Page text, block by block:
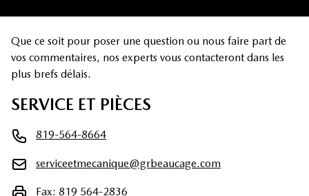
Que ce soit pour poser une question ou nous faire part de
vos commentaires, nos experts vous contacteront dans les
plus brefs délais.
SERVICE ET PIÈCES
819-564-8664
serviceetmecanique@grbeaucage.com
Fax: 819 564-2836